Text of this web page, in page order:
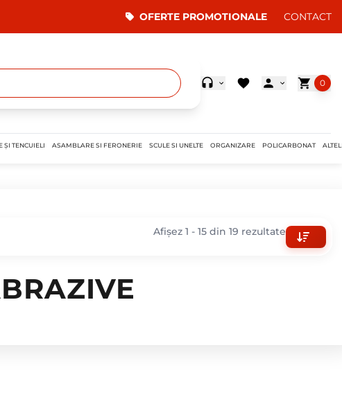
OFERTE PROMOTIONALE CONTACT
0
ȘI TENCUIELI ASAMBLARE SI FERONERIE SCULE SI UNELTE ORGANIZARE POLICARBONAT
Afișez 1 - 15 din 19 rezultate